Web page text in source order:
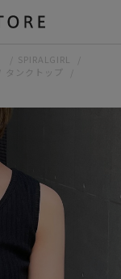
SPIRALGIRL
タンクトップ